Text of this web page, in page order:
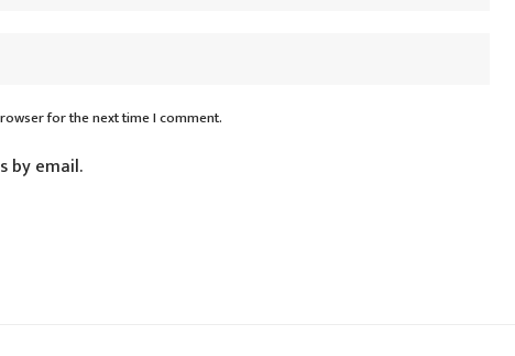
for the next time I comment.
by email.